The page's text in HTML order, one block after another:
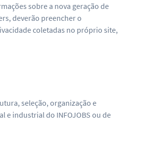
sobre a nova geração de
deverão preencher o
coletadas no próprio site,
seleção, organização e
e industrial do INFOJOBS ou de